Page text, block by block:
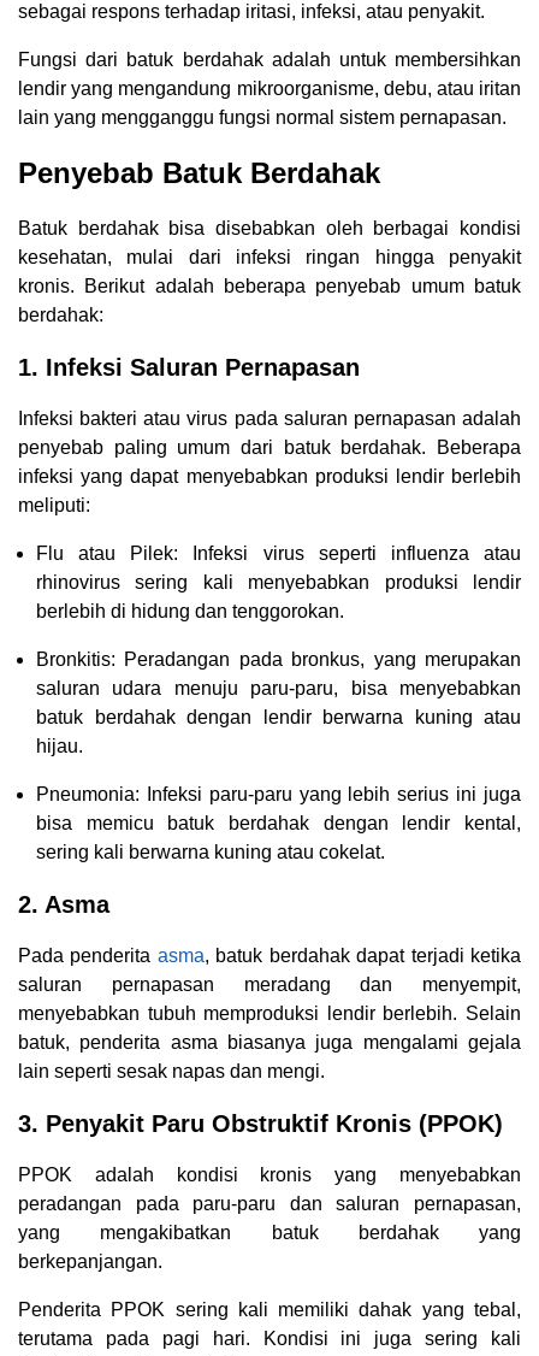
sebagai respons terhadap iritasi, infeksi, atau penyakit.
Fungsi dari batuk berdahak adalah untuk membersihkan
lendir yang mengandung mikroorganisme, debu, atau iritan
lain yang mengganggu fungsi normal sistem pernapasan.
Penyebab Batuk Berdahak
Batuk berdahak bisa disebabkan oleh berbagai kondisi
kesehatan, mulai dari infeksi ringan hingga penyakit
kronis. Berikut adalah beberapa penyebab umum batuk
berdahak:
1. Infeksi Saluran Pernapasan
Infeksi bakteri atau virus pada saluran pernapasan adalah
penyebab paling umum dari batuk berdahak. Beberapa
infeksi yang dapat menyebabkan produksi lendir berlebih
meliputi:
Flu atau Pilek: Infeksi virus seperti influenza atau
rhinovirus sering kali menyebabkan produksi lendir
berlebih di hidung dan tenggorokan.
Bronkitis: Peradangan pada bronkus, yang merupakan
saluran udara menuju paru-paru, bisa menyebabkan
batuk berdahak dengan lendir berwarna kuning atau
hijau.
Pneumonia: Infeksi paru-paru yang lebih serius ini juga
bisa memicu batuk berdahak dengan lendir kental,
sering kali berwarna kuning atau cokelat.
2. Asma
Pada penderita asma, batuk berdahak dapat terjadi ketika
saluran pernapasan meradang dan menyempit,
menyebabkan tubuh memproduksi lendir berlebih. Selain
batuk, penderita asma biasanya juga mengalami gejala
lain seperti sesak napas dan mengi.
3. Penyakit Paru Obstruktif Kronis (PPOK)
PPOK adalah kondisi kronis yang menyebabkan
peradangan pada paru-paru dan saluran pernapasan,
yang mengakibatkan batuk berdahak yang
berkepanjangan.
Penderita PPOK sering kali memiliki dahak yang tebal,
terutama pada pagi hari. Kondisi ini juga sering kali